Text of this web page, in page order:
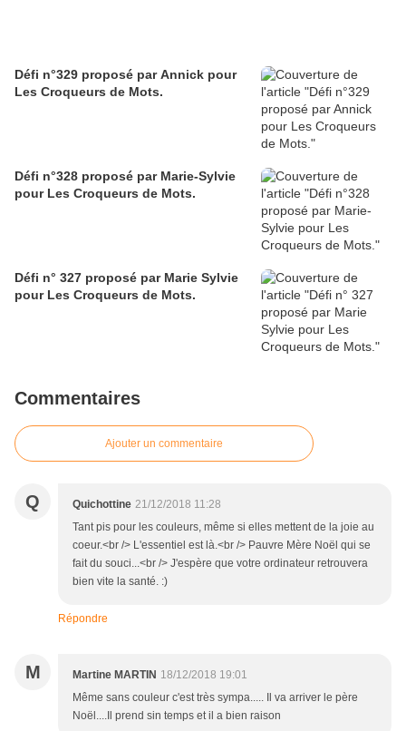
Défi n°329 proposé par Annick pour
Les Croqueurs de Mots.
Défi n°328 proposé par Marie-Sylvie
pour Les Croqueurs de Mots.
Défi n° 327 proposé par Marie Sylvie
pour Les Croqueurs de Mots.
Commentaires
Ajouter un commentaire
Q Quichottine 21/12/2018 11:28
Tant pis pour les couleurs, même si elles mettent de la joie au
coeur.<br /> L'essentiel est là.<br /> Pauvre Mère Noël qui se
fait du souci...<br /> J'espère que votre ordinateur retrouvera
bien vite la santé. :)
Répondre
M Martine MARTIN 18/12/2018 19:01
Même sans couleur c'est très sympa..... Il va arriver le père
Noël....Il prend sin temps et il a bien raison